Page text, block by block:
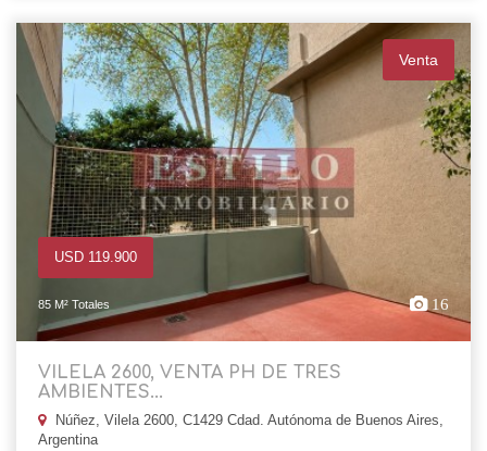
Venta
USD 119.900
85 M² Totales 16
VILELA 2600, VENTA PH DE TRES
AMBIENTES...
Núñez, Vilela 2600, C1429 Cdad. Autónoma de Buenos Aires,
Argentina